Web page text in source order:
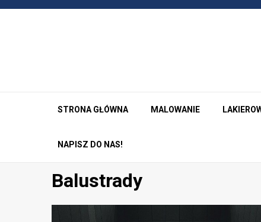
Przejdź
STRONA GŁÓWNA MALOWANIE
NAPISZ DO NAS!
Balustrady